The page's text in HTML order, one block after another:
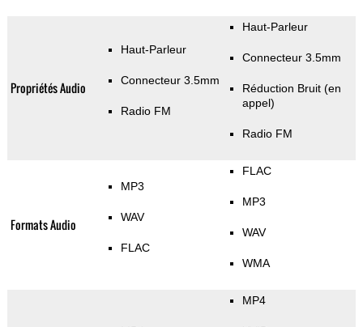
Propriétés Audio
Haut-Parleur
Connecteur 3.5mm
Radio FM
Haut-Parleur
Connecteur 3.5mm
Réduction Bruit (en
appel)
Radio FM
Formats Audio
MP3
WAV
FLAC
FLAC
MP3
WAV
WMA
MP4